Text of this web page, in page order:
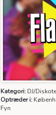
Kategori:DJ/
Optræder i:
Fyn